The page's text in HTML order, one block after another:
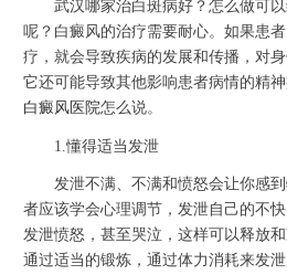
武汉哪家治白斑病好？怎么做可以
呢？白癜风的治疗需要耐心。如果患
疗，就会导致疾病的发展和传播，对
它还可能导致其他影响患者病情的精
白癜风医院怎么说。
1.懂得适当发泄
发泄不满、不满和愤怒会让你感到
者应该学会心理调节，发泄自己的不
发泄愤怒，甚至哭泣，这样可以释放
通过适当的锻炼，通过体力消耗来发